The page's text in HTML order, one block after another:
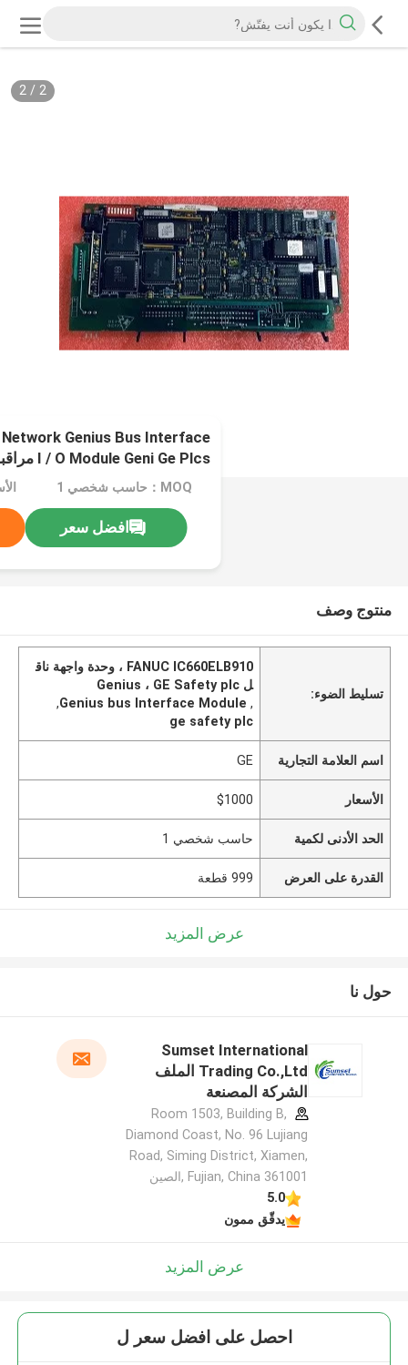
2
/
2
Genius Bus Interface
I / O Module Geni Ge Plcs مراقبة السلامة باليد
MOQ：حاسب شخصي 1
افضل سعر
منتوج وصف
تسليط الضوء:
FANUC IC660ELB910 ، وحدة واجهة ناق
ل Genius ، GE Safety plc
,
Genius bus Interface Module
,
ge safety plc
اسم العلامة التجارية GE
الأسعار $1000
الحد الأدنى لكمية حاسب شخصي 1
القدرة على العرض 999 قطعة
عرض المزيد
حول نا
Sumset International
Trading Co.,Ltd الملف
الشركة المصنعة
Room 1503, Building B,
Diamond Coast, No. 96 Lujiang
Road, Siming District, Xiamen,
Fujian, China 361001 ,الصين
5.0
يدقّق ممون
عرض المزيد
احصل على افضل سعر ل